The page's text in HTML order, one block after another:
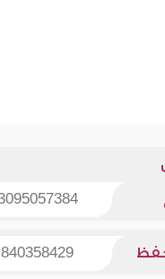
840358429